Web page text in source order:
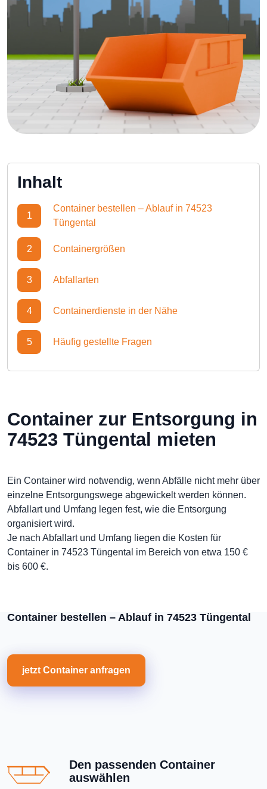
Inhalt
1
Container bestellen – Ablauf in 74523
Tüngental
2 Containergrößen
3 Abfallarten
4 Containerdienste in der Nähe
5 Häufig gestellte Fragen
Container zur Entsorgung in
74523 Tüngental mieten
Ein Container wird notwendig, wenn Abfälle nicht mehr über
einzelne Entsorgungswege abgewickelt werden können.
Abfallart und Umfang legen fest, wie die Entsorgung
organisiert wird.
Je nach Abfallart und Umfang liegen die Kosten für
Container in 74523 Tüngental im Bereich von etwa 150 €
bis 600 €.
Container bestellen – Ablauf in 74523 Tüngental
jetzt Container anfragen
Den passenden Container
auswählen